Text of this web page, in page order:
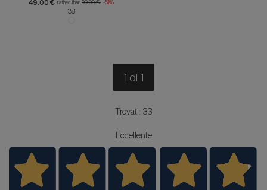
49.00 € rather than 99.90 € -51%
38
1 di 1
Trovati: 33
Eccellente